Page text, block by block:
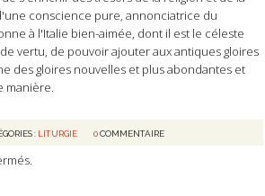
conscience pure, annonciatrice du
à l'Italie bien-aimée, dont il est le céleste
vertu, de pouvoir ajouter aux antiques gloires
des gloires nouvelles et plus abondantes et
manière.
: LITURGIE 0COMMENTAIRE